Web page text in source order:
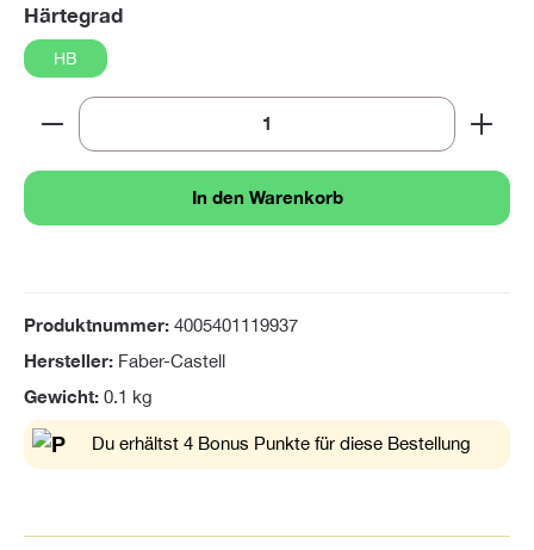
Härtegradauswählen
HB
Produkt Anzahl: Gib den gewünschten Wert ein
In den Warenkorb
Produktnummer: 4005401119937
Hersteller: Faber-Castell
Gewicht: 0.1 kg
Du erhältst 4 Bonus Punkte für diese Bestellung